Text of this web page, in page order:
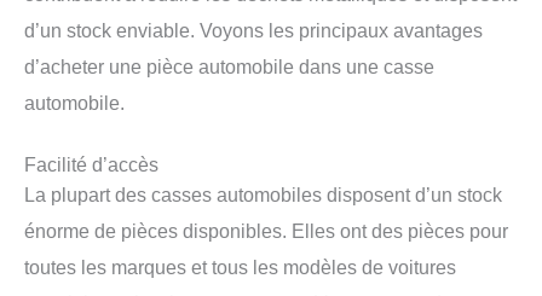
d’un stock enviable. Voyons les principaux avantages
d’acheter une pièce automobile dans une casse
automobile.
Facilité d’accès
La plupart des casses automobiles disposent d’un stock
énorme de pièces disponibles. Elles ont des pièces pour
toutes les marques et tous les modèles de voitures